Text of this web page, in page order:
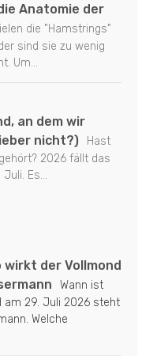
Anatomie der
die "Hamstrings"
sind sie zu wenig
Um...
an dem wir
nicht?)
Hast
2026 fällt das
Es...
wirkt der Vollmond
Wann ist
am 29. Juli 2026 steht
Welche